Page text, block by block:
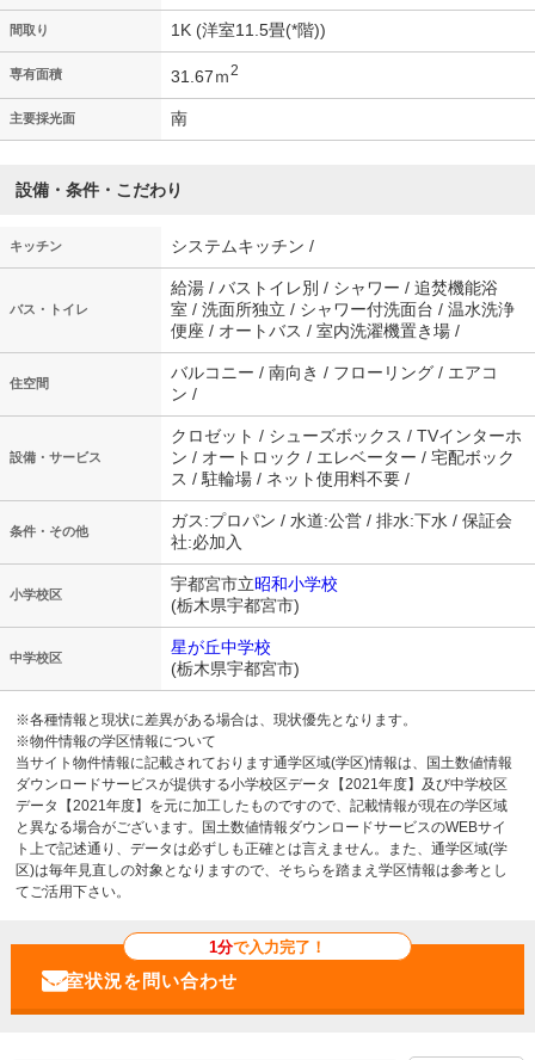
間取り 1K (洋室11.5畳(*階))
専有面積 31.67ｍ2
主要採光面 南
設備・条件・こだわり
キッチン システムキッチン /
バス・トイレ
給湯 / バストイレ別 / シャワー / 追焚機能浴
室 / 洗面所独立 / シャワー付洗面台 / 温水洗浄
便座 / オートバス / 室内洗濯機置き場 /
住空間
バルコニー / 南向き / フローリング / エアコ
ン /
設備・サービス
クロゼット / シューズボックス / TVインターホ
ン / オートロック / エレベーター / 宅配ボック
ス / 駐輪場 / ネット使用料不要 /
条件・その他
ガス:プロパン / 水道:公営 / 排水:下水 / 保証会
社:必加入
小学校区
宇都宮市立昭和小学校
(栃木県宇都宮市)
中学校区
星が丘中学校
(栃木県宇都宮市)
※各種情報と現状に差異がある場合は、現状優先となります。
※物件情報の学区情報について
当サイト物件情報に記載されております通学区域(学区)情報は、国土数値情報
ダウンロードサービスが提供する小学校区データ【2021年度】及び中学校区
データ【2021年度】を元に加工したものですので、記載情報が現在の学区域
と異なる場合がございます。国土数値情報ダウンロードサービスのWEBサイ
ト上で記述通り、データは必ずしも正確とは言えません。また、通学区域(学
区)は毎年見直しの対象となりますので、そちらを踏まえ学区情報は参考とし
てご活用下さい。
1分で入力完了！